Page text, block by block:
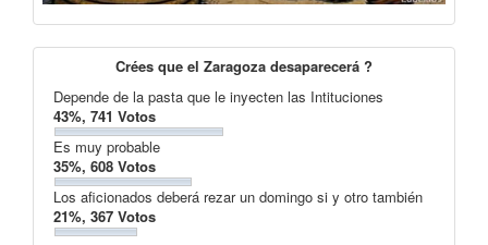
Crées que el Zaragoza desaparecerá ?
Depende de la pasta que le inyecten las Intituciones
43%, 741 Votos
Es muy probable
35%, 608 Votos
Los aficionados deberá rezar un domingo si y otro también
21%, 367 Votos